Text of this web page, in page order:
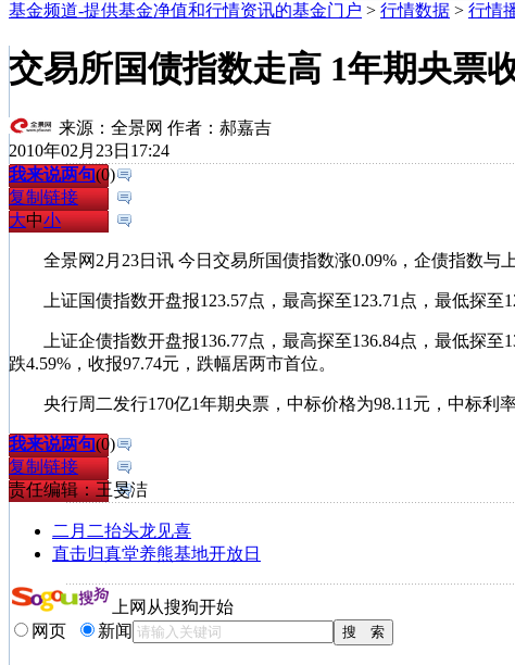
基金频道-提供基金净值和行情资讯的基金门户 > 行情数据 > 行情
交易所国债指数走高 1年期央票
来源： 全景网 作者：郝嘉吉
2010年02月23日17:24
我来说两句(0)
复制链接
大中小
全景网2月23日讯 今日交易所国债指数涨0.09%，企债指数与上
上证国债指数开盘报123.57点，最高探至123.71点，最低探至
上证企债指数开盘报136.77点，最高探至136.84点，最低探至
跌4.59%，收报97.74元，跌幅居两市首位。
央行周二发行170亿1年期央票，中标价格为98.11元，中标利率
我来说两句(0)
复制链接
责任编辑：王旻洁
二月二抬头龙见喜
直击归真堂养熊基地开放日
上网从搜狗开始
网页
新闻